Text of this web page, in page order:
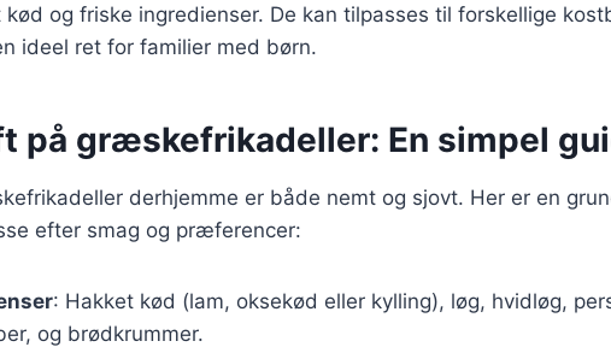
og friske ingredienser. De kan tilpasses til forskellige
ideel ret for familier med børn.
på græskefrikadeller: En simpel
derhjemme er både nemt og sjovt. Her er en
efter smag og præferencer:
: Hakket kød (lam, oksekød eller kylling), løg, hvidløg,
og brødkrummer.